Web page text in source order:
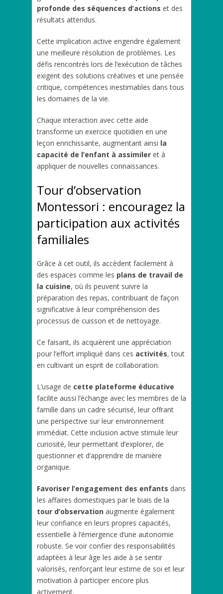
profonde des séquences d’actions et des
résultats attendus.
Cette implication active engendre également
une meilleure résolution de problèmes. Les
défis rencontrés lors de l’exécution de tâches
exigent des solutions créatives et une pensée
critique, compétences inestimables dans tous
les domaines de la vie.
Chaque interaction avec cette aide
transforme un exercice quotidien en une
leçon enrichissante, augmentant ainsi la
capacité de l’enfant à assimiler et à
appliquer de nouvelles connaissances.
Tour d’observation
Montessori : encouragez la
participation aux activités
familiales
Grâce à cet outil, ils accèdent facilement à
des espaces comme les plans de travail de
la cuisine, où ils peuvent suivre la
préparation des repas, contribuant de façon
significative à leur compréhension des
processus de cuisson et de nettoyage.
Ce faisant, ils acquièrent une appréciation
pour l’effort impliqué dans ces activités, tout
en cultivant un esprit de collaboration.
L’usage de cette plateforme éducative
facilite aussi l’échange avec les membres de la
famille dans un cadre sécurisé, leur offrant
une perspective sur leur environnement
immédiat. Cette inclusion active stimule leur
curiosité, leur permettant d’explorer, de
questionner et d’apprendre de manière
organique.
Favoriser l’engagement des enfants dans
les affaires domestiques par le biais de la
tour d’observation augmente également
leur confiance en leurs propres capacités,
essentielle à l’émergence d’une autonomie
robuste. Se voir confier des responsabilités
adaptées à leur âge les aide à se sentir
valorisés, renforçant leur estime de soi et leur
motivation à participer encore plus
activement.